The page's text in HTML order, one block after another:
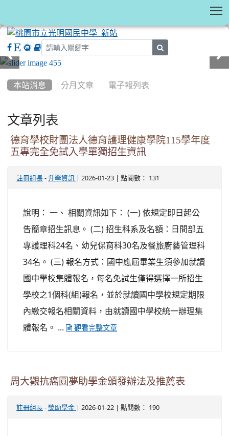
本站消息 分月文章 電子報列表
文章列表
德育學校財團法人德育護理健康學院115學年度
五專完全免試入學單獨招生資訊
註冊組長 - 升學資訊 | 2026-01-23 | 點閱數： 131
說明： 一、 相關資訊如下： (一) 依規定即日起公
告簡章招生訊息。 (二) 招生科系及名額：日間部五
專護理科24名、幼兒保育科30名及餐旅廚藝管理科
34名。 (三) 報名方式：國中應屆畢業生須參加就讀
國中學校集體報名，每名免試生僅得選擇一所招生
學校之1個科(組)報名，並於就讀國中學校規定期限
內繳交報名相關資料，由就讀國中學校統一辦理集
體報名。 ...
觀看完整文章
周大觀抗癌圓夢助學金頒發辦法及推薦表
註冊組長 - 獎助學金 | 2026-01-22 | 點閱數： 190